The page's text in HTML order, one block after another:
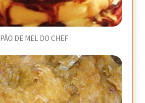
PÃO DE MEL DO CHEF